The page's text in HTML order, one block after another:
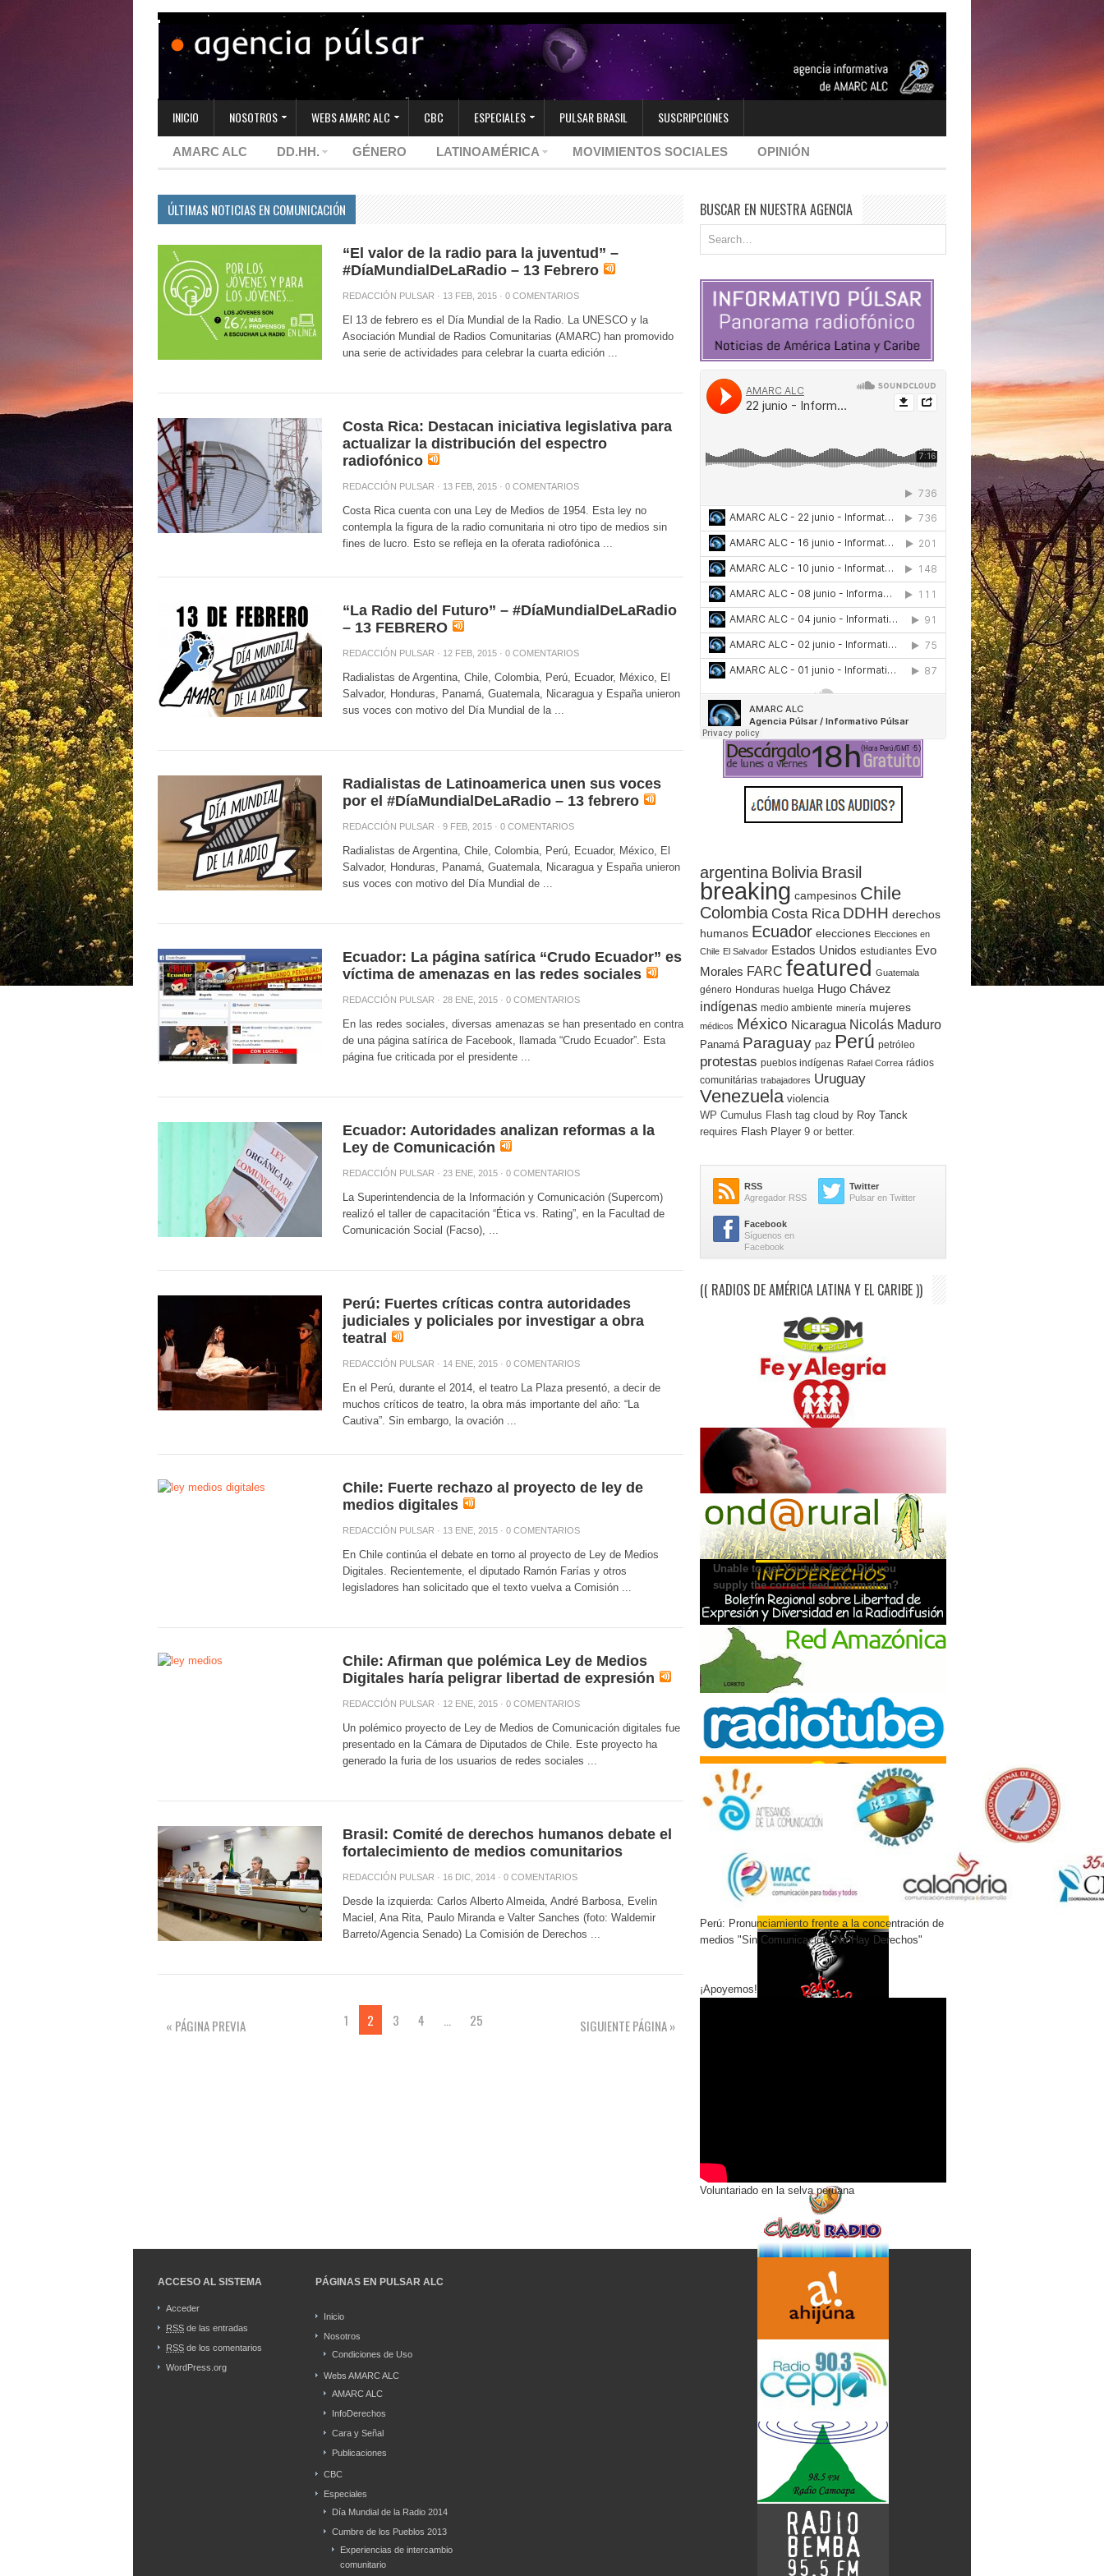
INICIO NOSOTROS WEBS AMARC ALC CBC ESPECIALES PULSAR BRASIL SUSCRIPCIONES
AMARC ALC DD.HH. GÉNERO LATINOAMÉRICA MOVIMIENTOS SOCIALES OPINIÓN
ÚLTIMAS NOTICIAS EN COMUNICACIÓN
“El valor de la radio para la juventud” –
#DíaMundialDeLaRadio – 13 Febrero
REDACCIÓN PULSAR · 13 FEB, 2015 · 0 COMENTARIOS
El 13 de febrero es el Día Mundial de la Radio. La UNESCO y la
Asociación Mundial de Radios Comunitarias (AMARC) han promovido
una serie de actividades para celebrar la cuarta edición ...
Costa Rica: Destacan iniciativa legislativa para
actualizar la distribución del espectro
radiofónico
REDACCIÓN PULSAR · 13 FEB, 2015 · 0 COMENTARIOS
Costa Rica cuenta con una Ley de Medios de 1954. Esta ley no
contempla la figura de la radio comunitaria ni otro tipo de medios sin
fines de lucro. Esto se refleja en la oferata radiofónica ...
“La Radio del Futuro” – #DíaMundialDeLaRadio
– 13 FEBRERO
REDACCIÓN PULSAR · 12 FEB, 2015 · 0 COMENTARIOS
Radialistas de Argentina, Chile, Colombia, Perú, Ecuador, México, El
Salvador, Honduras, Panamá, Guatemala, Nicaragua y España unieron
sus voces con motivo del Día Mundial de la ...
Radialistas de Latinoamerica unen sus voces
por el #DíaMundialDeLaRadio – 13 febrero
REDACCIÓN PULSAR · 9 FEB, 2015 · 0 COMENTARIOS
Radialistas de Argentina, Chile, Colombia, Perú, Ecuador, México, El
Salvador, Honduras, Panamá, Guatemala, Nicaragua y España unieron
sus voces con motivo del Día Mundial de ...
Ecuador: La página satírica “Crudo Ecuador” es
víctima de amenazas en las redes sociales
REDACCIÓN PULSAR · 28 ENE, 2015 · 0 COMENTARIOS
En las redes sociales, diversas amenazas se han presentado en contra
de una página satírica de Facebook, llamada “Crudo Ecuador”. Esta
página fue criticada por el presidente ...
Ecuador: Autoridades analizan reformas a la
Ley de Comunicación
REDACCIÓN PULSAR · 23 ENE, 2015 · 0 COMENTARIOS
La Superintendencia de la Información y Comunicación (Supercom)
realizó el taller de capacitación “Ética vs. Rating”, en la Facultad de
Comunicación Social (Facso), ...
Perú: Fuertes críticas contra autoridades
judiciales y policiales por investigar a obra
teatral
REDACCIÓN PULSAR · 14 ENE, 2015 · 0 COMENTARIOS
En el Perú, durante el 2014, el teatro La Plaza presentó, a decir de
muchos críticos de teatro, la obra más importante del año: “La
Cautiva”. Sin embargo, la ovación ...
Chile: Fuerte rechazo al proyecto de ley de
medios digitales
REDACCIÓN PULSAR · 13 ENE, 2015 · 0 COMENTARIOS
En Chile continúa el debate en torno al proyecto de Ley de Medios
Digitales. Recientemente, el diputado Ramón Farías y otros
legisladores han solicitado que el texto vuelva a Comisión ...
Chile: Afirman que polémica Ley de Medios
Digitales haría peligrar libertad de expresión
REDACCIÓN PULSAR · 12 ENE, 2015 · 0 COMENTARIOS
Un polémico proyecto de Ley de Medios de Comunicación digitales fue
presentado en la Cámara de Diputados de Chile. Este proyecto ha
generado la furia de los usuarios de redes sociales ...
Brasil: Comité de derechos humanos debate el
fortalecimiento de medios comunitarios
REDACCIÓN PULSAR · 16 DIC, 2014 · 0 COMENTARIOS
Desde la izquierda: Carlos Alberto Almeida, André Barbosa, Evelin
Maciel, Ana Rita, Paulo Miranda e Valter Sanches (foto: Waldemir
Barreto/Agencia Senado) La Comisión de Derechos ...
« PÁGINA PREVIA 1 2 3 4 25 SIGUIENTE PÁGINA »
BUSCAR EN NUESTRA AGENCIA
argentina Bolivia Brasil
breaking campesinos Chile
Colombia Costa Rica DDHH derechos
humanos Ecuador elecciones Elecciones en
Chile El Salvador Estados Unidos estudiantes Evo
Morales FARC featured Guatemala
género Honduras huelga Hugo Chávez
indígenas medio ambiente minería mujeres
médicos México Nicaragua Nicolás Maduro
Panamá Paraguay paz Perú petróleo
protestas pueblos indígenas Rafael Correa rádios
comunitárias trabajadores Uruguay
Venezuela violencia
WP Cumulus Flash tag cloud by Roy Tanck
requires Flash Player 9 or better.
RSS
Agregador RSS
Twitter
Pulsar en Twitter
Facebook
Síguenos en
Facebook
(( RADIOS DE AMÉRICA LATINA Y EL CARIBE ))
AGENCIA PULSAR EN YOUTUBE
Unable to get Youtube feed. Did you
supply the correct feed information?
PRONUNCIAMIENTO
Perú: Pronunciamiento frente a la concentración de
medios "Sin Comunicación, No Hay Derechos"
¡Apoyemos!
Voluntariado en la selva peruana
ACCESO AL SISTEMA
Acceder
RSS de las entradas
RSS de los comentarios
WordPress.org
PÁGINAS EN PULSAR ALC
Inicio
Nosotros
Condiciones de Uso
Webs AMARC ALC
AMARC ALC
InfoDerechos
Cara y Señal
Publicaciones
CBC
Especiales
Día Mundial de la Radio 2014
Cumbre de los Pueblos 2013
Experiencias de intercambio
comunitario